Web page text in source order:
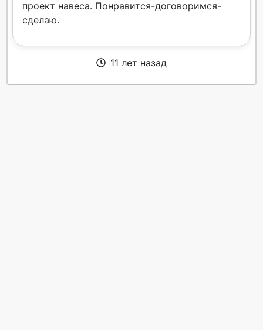
проект навеса. Понравится-договоримся-
сделаю.
11 лет назад